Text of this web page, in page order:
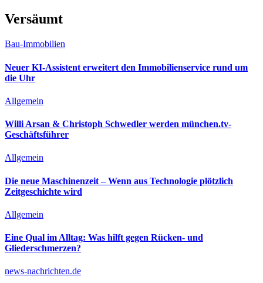
Versäumt
Bau-Immobilien
Neuer KI-Assistent erweitert den Immobilienservice rund um
die Uhr
Allgemein
Willi Arsan & Christoph Schwedler werden münchen.tv-
Geschäftsführer
Allgemein
Die neue Maschinenzeit – Wenn aus Technologie plötzlich
Zeitgeschichte wird
Allgemein
Eine Qual im Alltag: Was hilft gegen Rücken- und
Gliederschmerzen?
news-nachrichten.de